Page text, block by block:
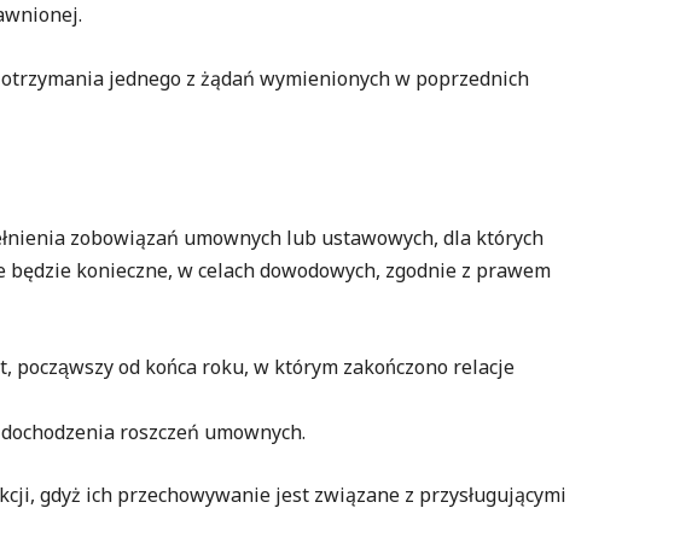
jednego z żądań wymienionych w poprzednich
zobowiązań umownych lub ustawowych, dla których
konieczne, w celach dowodowych, zgodnie z prawem
od końca roku, w którym zakończono relacje
roszczeń umownych.
gdyż ich przechowywanie jest związane z przysługującymi